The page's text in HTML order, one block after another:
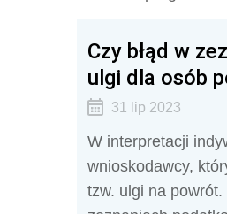
Czy błąd w
ulgi dla osób
31 lip 2023
W interpretacji
wnioskodawcy,
tzw. ulgi na